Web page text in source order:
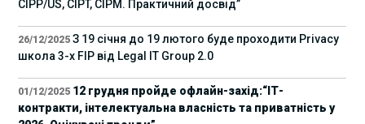
CIPP/US, CIPT, CIPM. Практичний досвід”
26/12/2025 З 19 січня до 19 лютого буде проходити Privacy
школа 3-х FIP від Legal IT Group 2.0
01/12/2025 12 грудня пройде офлайн-захід:“ІТ-
контракти, інтелектуальна власність та приватність у